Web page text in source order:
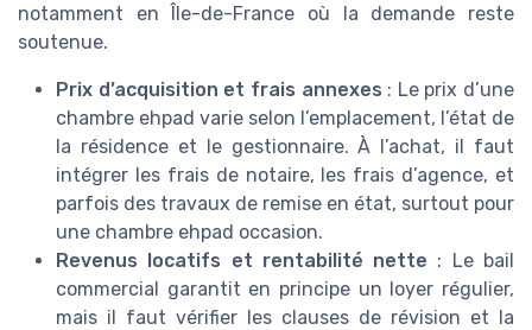
notamment en Île-de-France où la demande reste
soutenue.
Prix d’acquisition et frais annexes : Le prix d’une
chambre ehpad varie selon l’emplacement, l’état de
la résidence et le gestionnaire. À l’achat, il faut
intégrer les frais de notaire, les frais d’agence, et
parfois des travaux de remise en état, surtout pour
une chambre ehpad occasion.
Revenus locatifs et rentabilité nette : Le bail
commercial garantit en principe un loyer régulier,
mais il faut vérifier les clauses de révision et la